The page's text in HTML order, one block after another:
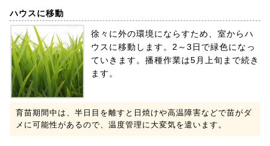
ハウスに移動
徐々に外の環境にならすため、室からハ
ウスに移動します。2～3日で緑色になっ
ていきます。播種作業は5月上旬まで続き
ます。
育苗期間中は、半日目を離すと日焼けや高温障害などで苗がダ
メに可能性があるので、温度管理に大変気を遣います。